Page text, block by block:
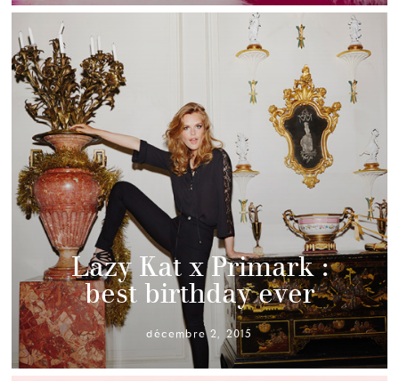
Lazy Kat x Primark :
best birthday ever
décembre 2, 2015